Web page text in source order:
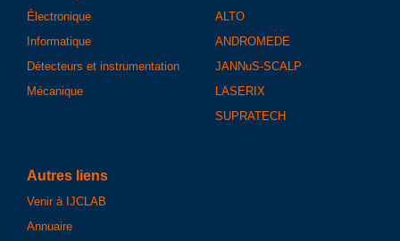
Électronique
Informatique
Détecteurs et instrumentation
Mécanique
ALTO
ANDROMEDE
JANNuS-SCALP
LASERIX
SUPRATECH
Autres liens
Venir à IJCLAB
Annuaire